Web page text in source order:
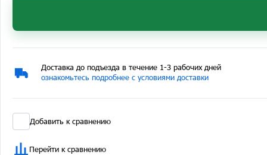
Доставка до подъезда в течение 1-3 рабочих дней
ознакомьтесь подробнее с условиями доставки
Добавить к сравнению
Перейти к сравнению